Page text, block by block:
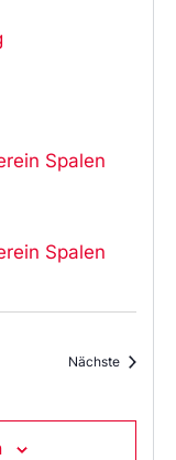
Spalen
Spalen
Nächste